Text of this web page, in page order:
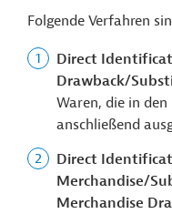
Folgende Verfahren
Direct
Drawback/
Waren, die in
anschließend
Direct
Merchandise/
Merchandise